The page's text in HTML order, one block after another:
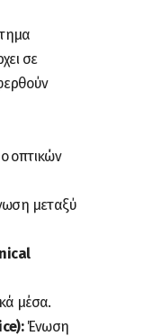
σε
οπτικών
μεταξύ
μέσα.
Ένωση